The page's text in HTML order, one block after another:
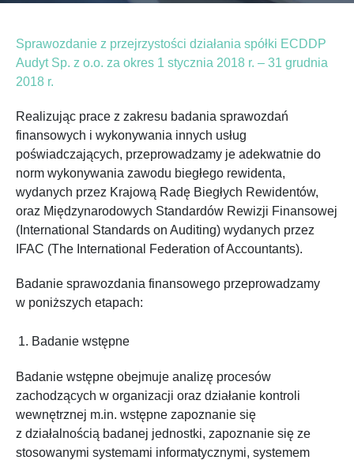
Sprawozdanie z przejrzystości działania spółki ECDDP
Audyt Sp. z o.o. za okres 1 stycznia 2018 r. – 31 grudnia
2018 r.
Realizując prace z zakresu badania sprawozdań
finansowych i wykonywania innych usług
poświadczających, przeprowadzamy je adekwatnie do
norm wykonywania zawodu biegłego rewidenta,
wydanych przez Krajową Radę Biegłych Rewidentów,
oraz Międzynarodowych Standardów Rewizji Finansowej
(International Standards on Auditing) wydanych przez
IFAC (The International Federation of Accountants).
Badanie sprawozdania finansowego przeprowadzamy
w poniższych etapach:
Badanie wstępne
Badanie wstępne obejmuje analizę procesów
zachodzących w organizacji oraz działanie kontroli
wewnętrznej m.in. wstępne zapoznanie się
z działalnością badanej jednostki, zapoznanie się ze
stosowanymi systemami informatycznymi, systemem